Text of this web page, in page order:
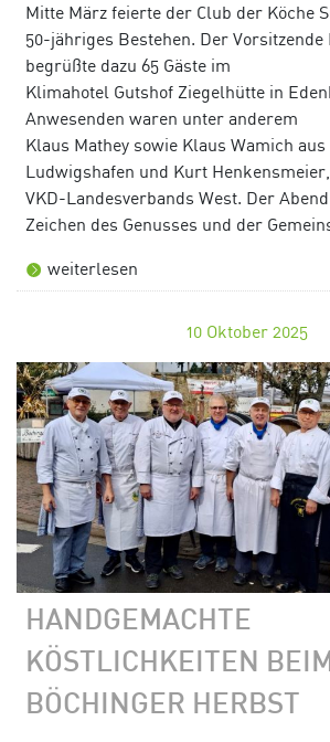
Mitte März feierte der Club der Köche
50-jähriges Bestehen. Der
begrüßte dazu 65 Gäste im
Klimahotel Gutshof Ziegelhütte in
Anwesenden waren unter anderem
Klaus Mathey sowie Klaus Wamich
Ludwigshafen und Kurt
VKD-Landesverbands West. Der
Zeichen des Genusses und der
weiterlesen
10 Oktober 2025
HANDGEMACHTE
KÖSTLICHKEITEN BEIM
BÖCHINGER HERBST